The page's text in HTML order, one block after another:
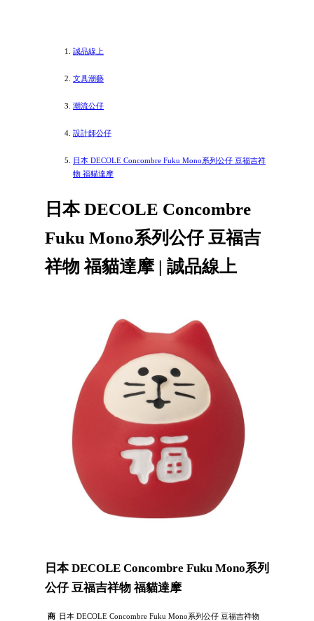
誠品線上
文具潮藝
潮流公仔
設計師公仔
日本 DECOLE Concombre Fuku Mono系列公仔 豆福吉祥
物 福貓達摩
日本 DECOLE Concombre
Fuku Mono系列公仔 豆福吉
祥物 福貓達摩 | 誠品線上
日本 DECOLE Concombre Fuku Mono系列
公仔 豆福吉祥物 福貓達摩
商 日本 DECOLE Concombre Fuku Mono系列公仔 豆福吉祥物